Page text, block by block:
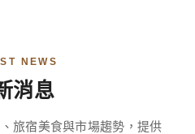
NEWS
消息
旅宿美食與市場趨勢，提供